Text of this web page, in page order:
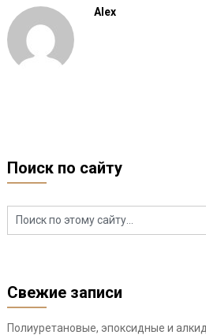
Alex
Поиск по сайту
Свежие записи
Полиуретановые, эпоксидные и